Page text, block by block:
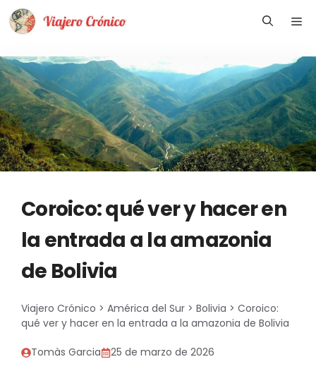
Saltar
Coroico: qué ver y hacer en
la entrada a la amazonia
de Bolivia
Viajero Crónico > América del Sur > Bolivia > Coroico:
qué ver y hacer en la entrada a la amazonia de Bolivia
Tomàs Garcia 25 de marzo de 2026